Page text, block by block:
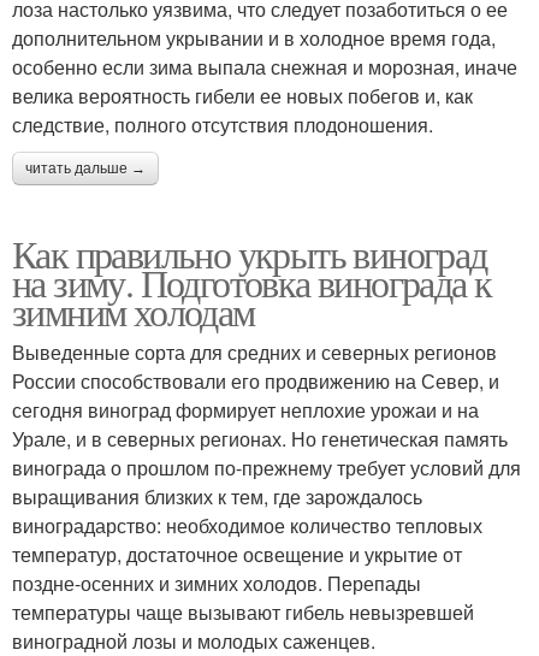
лоза настолько уязвима, что следует позаботиться о ее
дополнительном укрывании и в холодное время года,
особенно если зима выпала снежная и морозная, иначе
велика вероятность гибели ее новых побегов и, как
следствие, полного отсутствия плодоношения.
читать дальше →
Как правильно укрыть виноград
на зиму. Подготовка винограда к
зимним холодам
Выведенные сорта для средних и северных регионов
России способствовали его продвижению на Север, и
сегодня виноград формирует неплохие урожаи и на
Урале, и в северных регионах. Но генетическая память
винограда о прошлом по-прежнему требует условий для
выращивания близких к тем, где зарождалось
виноградарство: необходимое количество тепловых
температур, достаточное освещение и укрытие от
поздне-осенних и зимних холодов. Перепады
температуры чаще вызывают гибель невызревшей
виноградной лозы и молодых саженцев.